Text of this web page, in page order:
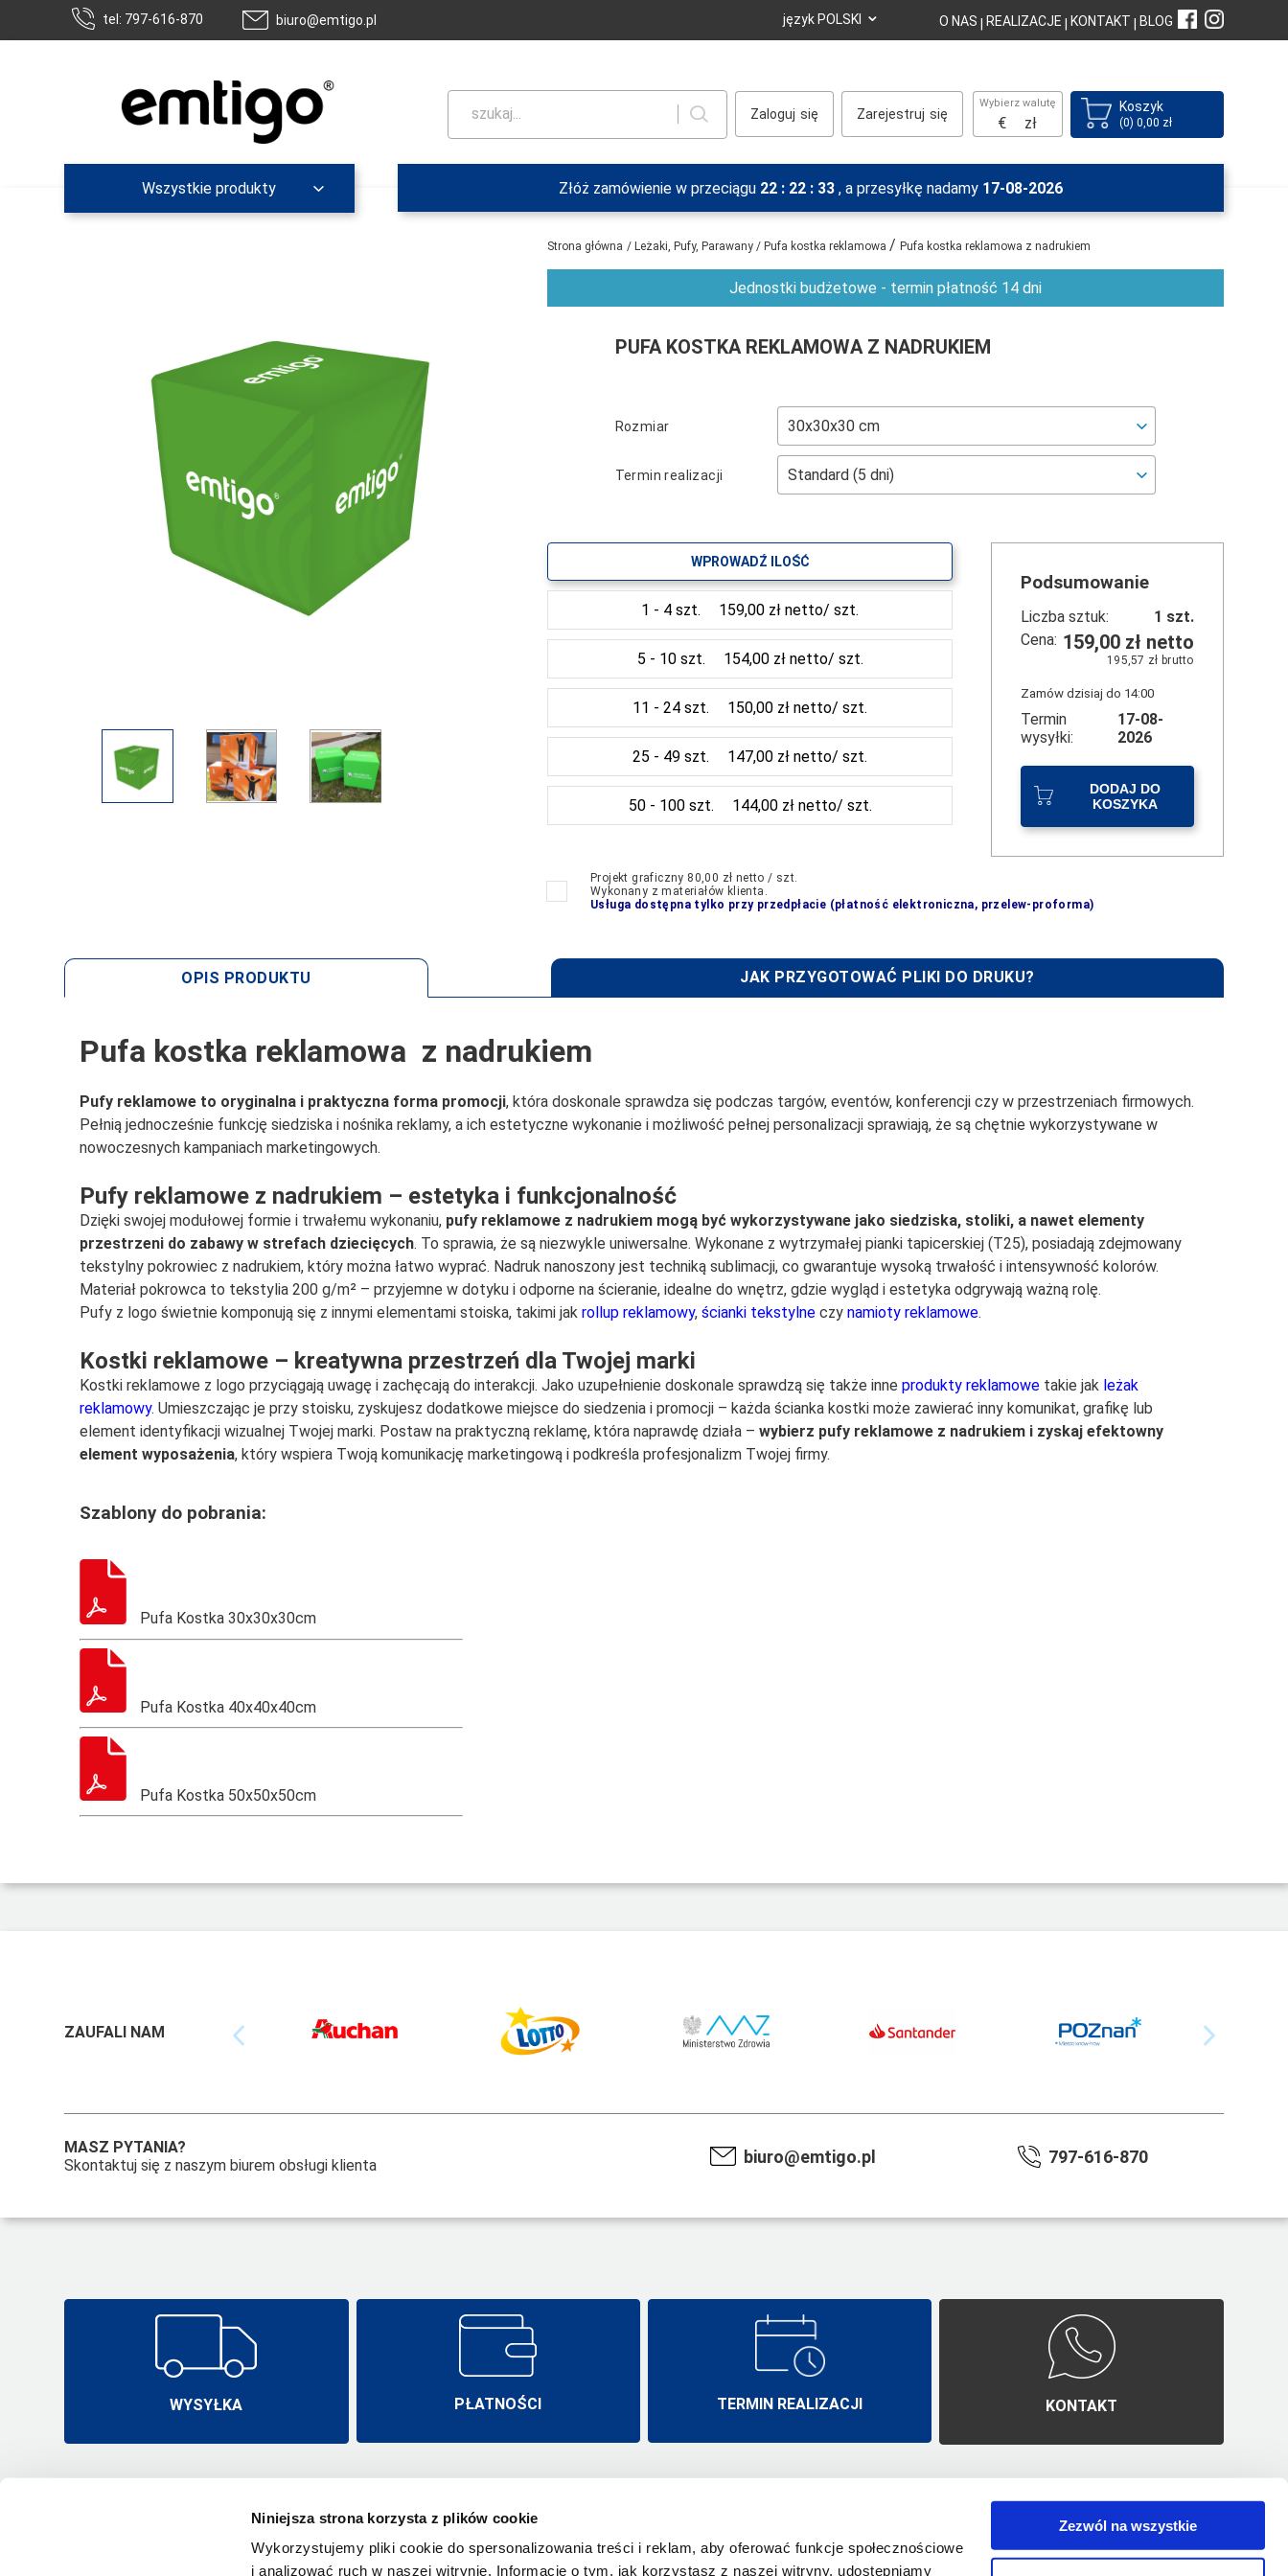
Niniejsza strona korzysta z plików cookie
Wykorzystujemy pliki cookie do spersonalizowania treści i reklam, aby oferować funkcje społecznościowe
i analizować ruch w naszej witrynie. Informacje o tym, jak korzystasz z naszej witryny, udostępniamy
Zezwól na wszystkie
tel: 797-616-870 biuro@emtigo.pl język POLSKI ⌄ O NAS REALIZACJE KONTAKT BLOG
szukaj... Zaloguj Zarejestruj
Wybierz walutę
€ zł
Koszyk
(0) 0,00 zł
Wszystkie produkty Złóż zamówienie w przeciągu 22 : 22 : 33 , a przesyłkę nadamy 17-08-2026
Strona główna / Leżaki, Pufy, Parawany/ Pufa kostka reklamowa/Pufa kostka reklamowa z nadrukiem
Jednostki budżetowe - termin płatność 14 dni
PUFA KOSTKA REKLAMOWA Z NADRUKIEM
Rozmiar
Termin realizacji
WPROWADŹ ILOŚĆ
1 - 4 szt. 159,00 zł netto/ szt.
5 - 10 szt. 154,00 zł netto/ szt.
11 - 24 szt. 150,00 zł netto/ szt.
25 - 49 szt. 147,00 zł netto/ szt.
50 - 100 szt. 144,00 zł netto/ szt.
Podsumowanie
Liczba sztuk: 1 szt.
Cena: 159,00 zł netto
195,57 zł brutto
Zamów dzisiaj do 14:00
Termin
wysyłki:
17-08-
2026
DODAJ DO
KOSZYKA
Projekt graficzny 80,00 zł netto / szt.
Wykonany z materiałów klienta.
Usługa dostępna tylko przy przedpłacie (płatność elektroniczna, przelew-proforma)
OPIS PRODUKTU JAK PRZYGOTOWAĆ PLIKI DO DRUKU?
Pufa kostka reklamowa z nadrukiem
Pufy reklamowe to oryginalna i praktyczna forma promocji, która doskonale sprawdza się podczas targów, eventów, konferencji czy w przestrzeniach firmowych.
Pełnią jednocześnie funkcję siedziska i nośnika reklamy, a ich estetyczne wykonanie i możliwość pełnej personalizacji sprawiają, że są chętnie wykorzystywane w
nowoczesnych kampaniach marketingowych.
Pufy reklamowe z nadrukiem – estetyka i funkcjonalność
Dzięki swojej modułowej formie i trwałemu wykonaniu, pufy reklamowe z nadrukiem mogą być wykorzystywane jako siedziska, stoliki, a nawet elementy
przestrzeni do zabawy w strefach dziecięcych. To sprawia, że są niezwykle uniwersalne. Wykonane z wytrzymałej pianki tapicerskiej (T25), posiadają zdejmowany
tekstylny pokrowiec z nadrukiem, który można łatwo wyprać. Nadruk nanoszony jest techniką sublimacji, co gwarantuje wysoką trwałość i intensywność kolorów.
Materiał pokrowca to tekstylia 200 g/m² – przyjemne w dotyku i odporne na ścieranie, idealne do wnętrz, gdzie wygląd i estetyka odgrywają ważną rolę.
Pufy z logo świetnie komponują się z innymi elementami stoiska, takimi jak rollup reklamowy, ścianki tekstylne czy namioty reklamowe.
Kostki reklamowe – kreatywna przestrzeń dla Twojej marki
Kostki reklamowe z logo przyciągają uwagę i zachęcają do interakcji. Jako uzupełnienie doskonale sprawdzą się także inne produkty reklamowe takie jak leżak
reklamowy. Umieszczając je przy stoisku, zyskujesz dodatkowe miejsce do siedzenia i promocji – każda ścianka kostki może zawierać inny komunikat, grafikę lub
element identyfikacji wizualnej Twojej marki. Postaw na praktyczną reklamę, która naprawdę działa –wybierz pufy reklamowe z nadrukiem i zyskaj efektowny
element wyposażenia, który wspiera Twoją komunikację marketingową i podkreśla profesjonalizm Twojej firmy.
Szablony do pobrania:
Pufa Kostka 30x30x30cm
Pufa Kostka 40x40x40cm
Pufa Kostka 50x50x50cm
ZAUFALI NAM
MASZ PYTANIA?
Skontaktuj się z naszym biurem obsługi klienta
biuro@emtigo.pl 797-616-870
WYSYŁKA PŁATNOŚCI TERMIN REALIZACJI KONTAKT
Emtigo.pl
Wysogotowo, ul. Laurowa 19A/2
62-081 Przeźmierowo
Płatności
Polityka prywatności
O nas